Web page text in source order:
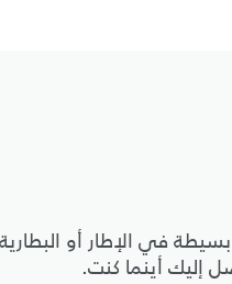
في الإطار أو
إليك أينما كنت.